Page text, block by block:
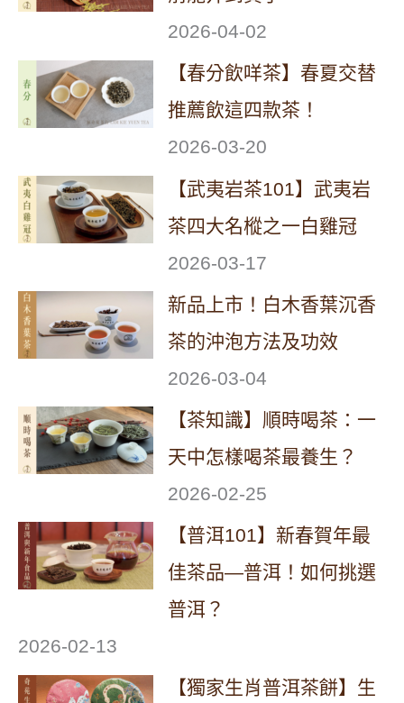
2026-04-02
【春分飲咩茶】春夏交替
推薦飲這四款茶！
2026-03-20
【武夷岩茶101】武夷岩
茶四大名樅之一白雞冠
2026-03-17
新品上市！白木香葉沉香
茶的沖泡方法及功效
2026-03-04
【茶知識】順時喝茶：一
天中怎樣喝茶最養生？
2026-02-25
【普洱101】新春賀年最
佳茶品—普洱！如何挑選
普洱？
2026-02-13
【獨家生肖普洱茶餅】生